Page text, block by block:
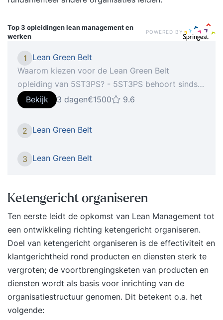
Top 3 opleidingenlean management en
werken
POWERED BY
1
Lean Green Belt
Waarom kiezen voor de Lean Green Belt
opleiding van 5ST3PS? - 5ST3PS behoort sinds
2017 onafgebroken tot de Beste Opleiders van
Nederland voor Kwaliteits- en
Projectmanagement - Wat je vandaag leert, kun
jouw eigen casuïstiek in te brengen - In 3 dagen
processen verbeteren met Lean - werken met
kleine groepen, waardoor er veel interactie is -
hele scherpe prijs-kwaliteitverhouding Onze
trainers, die uit de praktijk komen, leren je direct
hoe je processen kunt verbeteren en hoe je de
mensen in deze veranderingen kunt meenemen.
In 3 dagen word je opgeleid voor de Lean Green
Belt en leer je alle tools. De Lean Green Belt
verbetert processen, lost problemen op terwijl
capaciteit vrijkomt. Wat leer je allemaal? Je leert
Bekijk 3 dagen€1500 9.6
2 Lean Green Belt
3 Lean Green Belt
Ketengericht organiseren
Ten eerste leidt de opkomst van Lean Management tot
een ontwikkeling richting ketengericht organiseren.
Doel van ketengericht organiseren is de effectiviteit en
klantgerichtheid rond producten en diensten sterk te
vergroten; de voortbrengingsketen van producten en
diensten wordt als basis voor inrichting van de
organisatiestructuur genomen. Dit betekent o.a. het
volgende: